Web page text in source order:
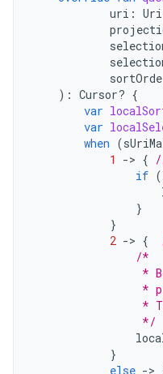
uri :
): Cursor? {
var
var
when (
1
-> {
if (
}
}
2 -> {
/*
*
*
*
                 */
}
else ->